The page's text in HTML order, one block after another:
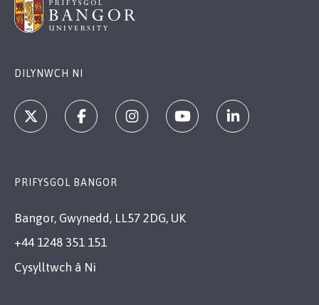
DILYNWCH NI
PRIFYSGOL BANGOR
Bangor, Gwynedd, LL57 2DG, UK
+44 1248 351 151
Cysylltwch â Ni